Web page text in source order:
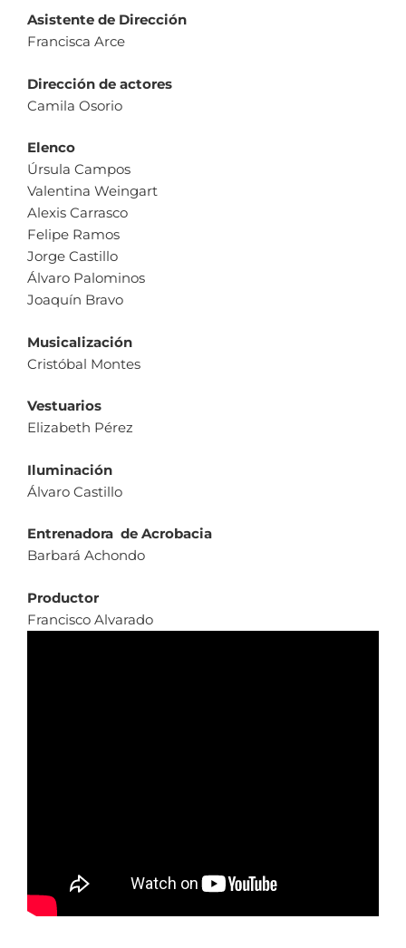
Asistente de Dirección
Francisca Arce
Dirección de actores
Camila Osorio
Elenco
Úrsula Campos
Valentina Weingart
Alexis Carrasco
Felipe Ramos
Jorge Castillo
Álvaro Palominos
Joaquín Bravo
Musicalización
Cristóbal Montes
Vestuarios
Elizabeth Pérez
Iluminación
Álvaro Castillo
Entrenadora de Acrobacia
Barbará Achondo
Productor
Francisco Alvarado